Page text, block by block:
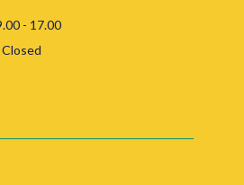
- 17.00